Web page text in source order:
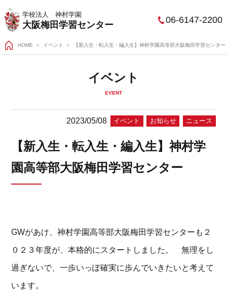
学校法人 神村学園
大阪梅田学習センター 06-6147-2200
HOME ＞ イベント 【新入生・転入生・編入生】神村学園高等部大阪梅田学習センター
イベント
EVENT
2023/05/08 イベント お知らせ ニュース
【新入生・転入生・編入生】神村学
園高等部大阪梅田学習センター
GWがあけ、神村学園高等部大阪梅田学習センターも２
０２３年度が、本格的にスタートしました。 無理をし
過ぎないで、一歩いっぽ確実に歩んでいきたいと考えて
います。